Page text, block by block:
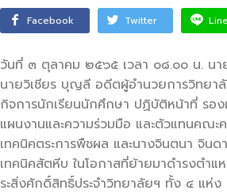
Facebook Twitter Line
วันที่ ๓ ตุลาคม ๒๕๖๕ เวลา ๐๘.๐๐ น. น
นายวิเชียร บุญลี อดีตผู้อำนวยการวิทยา
กิจการนักเรียนนักศึกษา ปฏิบัติหน้าที่ รอ
แผนงานและความร่วมมือ และตัวแทนคณ
เทคนิคตระการพืชผล และนางจินตนา จิน
เทคนิคสัตหีบ ในโอกาสที่ย้ายมาดำรงตำ
ระสิ่งศักดิ์สิทธิ์ประจำวิทยาลัยฯ ทั้ง ๔ แห่